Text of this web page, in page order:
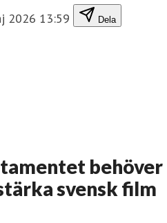
2026 13:59 Dela
behöver
svensk film